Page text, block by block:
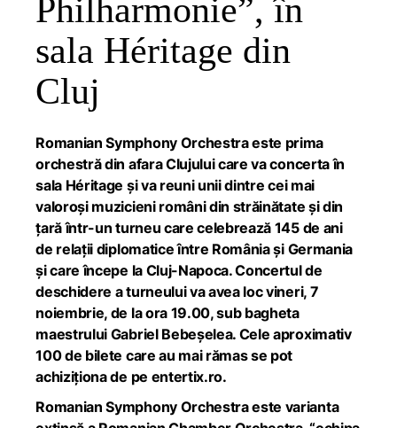
Philharmonie”, în
sala Héritage din
Cluj
Romanian Symphony Orchestra este prima
orchestră din afara Clujului care va concerta în
sala Héritage și va reuni unii dintre cei mai
valoroși muzicieni români din străinătate și din
țară într-un turneu care celebrează 145 de ani
de relații diplomatice între România și Germania
și care începe la Cluj-Napoca. Concertul de
deschidere a turneului va avea loc vineri, 7
noiembrie, de la ora 19.00, sub bagheta
maestrului Gabriel Bebeșelea. Cele aproximativ
100 de bilete care au mai rămas se pot
achiziționa de pe entertix.ro.
Romanian Symphony Orchestra este varianta